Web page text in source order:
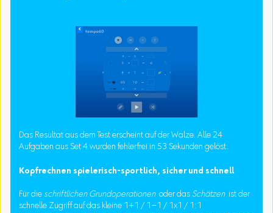
Das Resultat aus dem Test erscheint auf der Walze. Alle 24
Aufgaben aus Set 4 wurden fehlerfrei in 53 Sekunden gelöst.
Kopfrechnen spielerisch-sportlich, sicher und schnell
Für die schriftlichen Grundoperationenoder das Schätzenist der
schnelle Zugriff auf das kleine 1+1 / 1–1 / 1x1 / 1:1